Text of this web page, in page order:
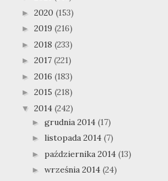
► 2020 (153)
► 2019 (216)
► 2018 (233)
► 2017 (221)
► 2016 (183)
► 2015 (218)
▼ 2014 (242)
► grudnia 2014 (17)
► listopada 2014 (7)
► października 2014 (13)
► września 2014 (24)